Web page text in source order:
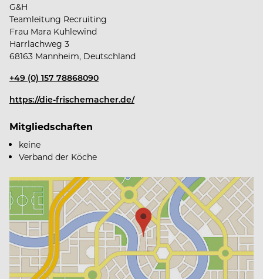
Wir sehen dort Geschmackserlebnisse, wo andere
nur Zutaten sehen.
Unser Erfolgsrezept ist Frische.
Gesundheit.
Innovationen hervorzubringen und gemeinsam zu
wachsen. Wir kennen die Bedürfnisse unserer
Gäste und setzen revolutionäre Trends.
Wir leben Vielfalt in allen Facetten, an jedem
einzelnen Tag.
G&H
Teamleitung Recruiting
Frau Mara Kuhlewind
Harrlachweg 3
68163 Mannheim, Deutschland
+49 (0) 157 78868090
https://die-frischemacher.de/
Mitgliedschaften
keine
Verband der Köche